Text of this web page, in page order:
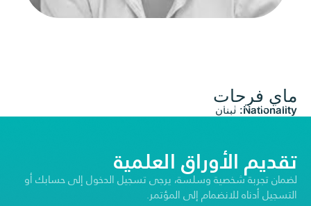
ماي فرحات
Nationality: لبنان
© جميع الحقوق محفوظة | جائزة عبداللطيف الفوزان لعمارة المساجد ©2026
تقديم الأوراق العلمية
لضمان تجربة شخصية وسلسة، يرجى تسجيل الدخول إلى حسابك أو
التسجيل أدناه للانضمام إلى المؤتمر.